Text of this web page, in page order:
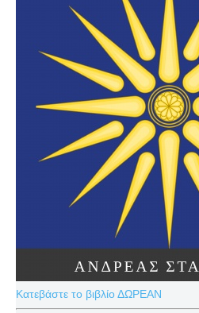
Κατεβάστε το βιβλίο ΔΩΡΕΑΝ